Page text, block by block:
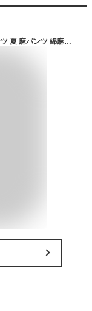
『即納』 サルエルパンツ メンズ 春夏 リネンパンツ 夏 麻パンツ 綿麻パンツ ロングパンツ カジュアルパンツ ロングパンツ ワイドパンツ 大きいサイズ 涼しい 冷感 薄手 裾ゴム 無地 ファッション ジョガーパンツ おしゃれ M-5XL